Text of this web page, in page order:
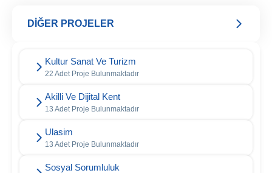
DİĞER PROJELER
Kultur Sanat Ve Turizm
22 Adet Proje Bulunmaktadır
Akilli Ve Dijital Kent
13 Adet Proje Bulunmaktadır
Ulasim
13 Adet Proje Bulunmaktadır
Sosyal Sorumluluk